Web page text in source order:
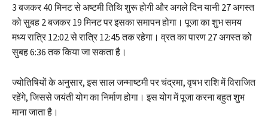
3 बजकर 40 मिनट से अष्टमी तिथि शुरू होगी और अगले दिन यानी 27 अगस्त
को सुबह 2 बजकर 19 मिनट पर इसका समापन होगा। पूजा का शुभ समय
मध्य रात्रि 12:02 से रात्रि 12:45 तक रहेगा। व्रत का पारण 27 अगस्त को
सुबह 6:36 तक किया जा सकता है।
ज्योतिषियों के अनुसार, इस साल जन्माष्टमी पर चंद्रमा, वृषभ राशि में विराजित
रहेंगे, जिससे जयंती योग का निर्माण होगा। इस योग में पूजा करना बहुत शुभ
माना जाता है।